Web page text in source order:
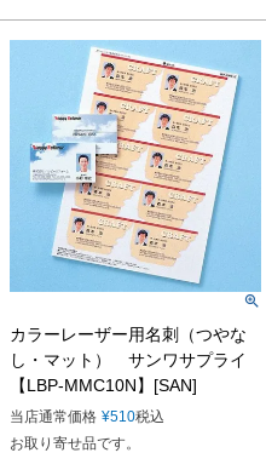
カラーレーザー用名刺（つやな
し・マット） サンワサプライ
【LBP-MMC10N】[SAN]
当店通常価格 ¥510税込
お取り寄せ品です。